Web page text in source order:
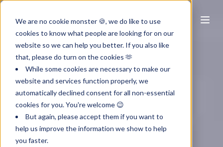
We are no cookie monster 🍪, we do like to use
cookies to know what people are looking for on our
website so we can help you better. If you also like
that, please do turn on the cookies 🫶
While some cookies are necessary to make our
website and services function properly, we
automatically declined consent for all non-essential
cookies for you. You're welcome 😉
But again, please accept them if you want to
help us improve the information we show to help
you faster.
NL